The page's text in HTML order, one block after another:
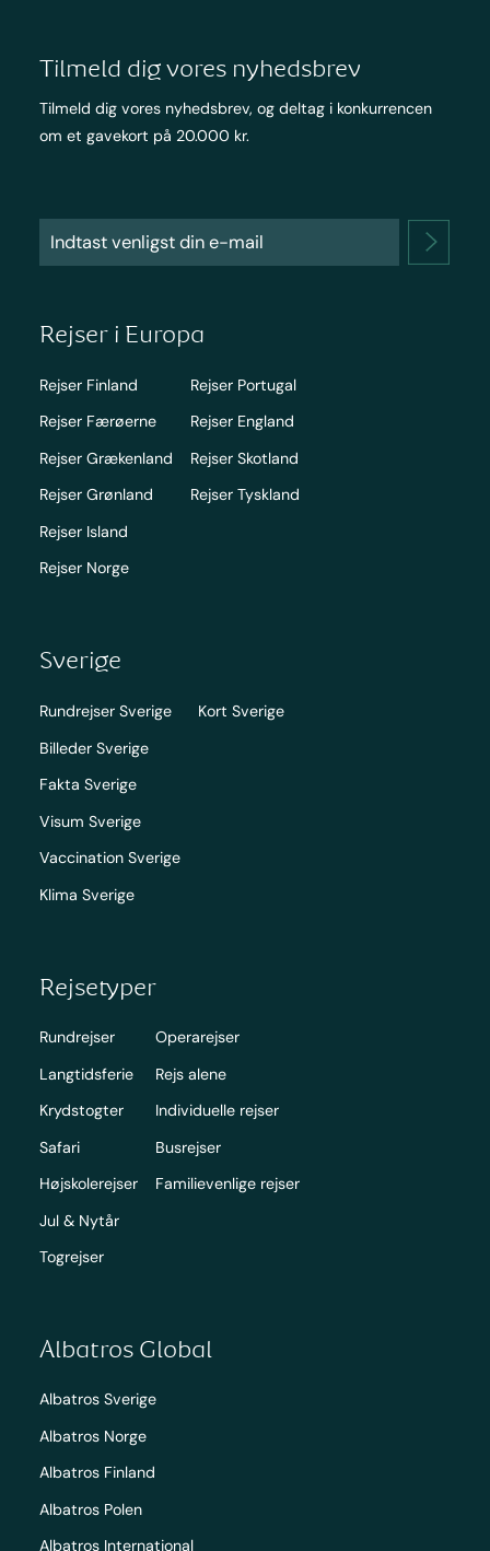
Tilmeld dig vores nyhedsbrev
Tilmeld dig vores nyhedsbrev, og deltag i konkurrencen
om et gavekort på 20.000 kr.
Rejser i Europa
Rejser Finland
Rejser Færøerne
Rejser Grækenland
Rejser Grønland
Rejser Island
Rejser Norge
Rejser Portugal
Rejser England
Rejser Skotland
Rejser Tyskland
Sverige
Rundrejser Sverige
Billeder Sverige
Fakta Sverige
Visum Sverige
Vaccination Sverige
Klima Sverige
Kort Sverige
Rejsetyper
Rundrejser
Langtidsferie
Krydstogter
Safari
Højskolerejser
Jul & Nytår
Togrejser
Operarejser
Rejs alene
Individuelle rejser
Busrejser
Familievenlige rejser
Albatros Global
Albatros Sverige
Albatros Norge
Albatros Finland
Albatros Polen
Albatros International